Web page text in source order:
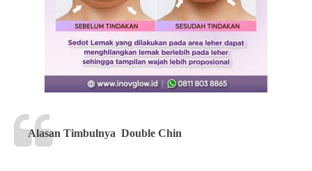
Alasan Timbulnya Double Chin